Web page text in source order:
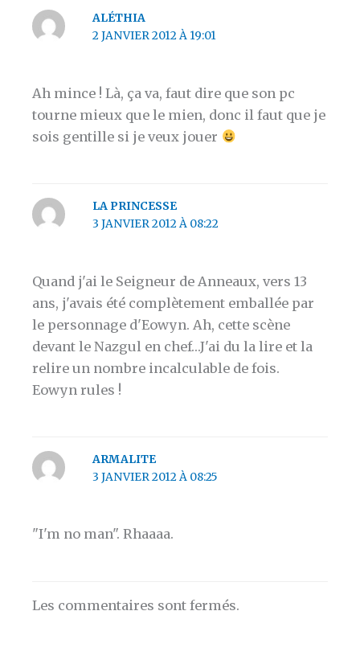
ALÉTHIA
2 JANVIER 2012 À 19:01
Ah mince ! Là, ça va, faut dire que son pc
tourne mieux que le mien, donc il faut que je
sois gentille si je veux jouer
LA PRINCESSE
3 JANVIER 2012 À 08:22
Quand j'ai le Seigneur de Anneaux, vers 13
ans, j'avais été complètement emballée par
le personnage d'Eowyn. Ah, cette scène
devant le Nazgul en chef…J'ai du la lire et la
relire un nombre incalculable de fois.
Eowyn rules !
ARMALITE
3 JANVIER 2012 À 08:25
"I'm no man". Rhaaaa.
Les commentaires sont fermés.